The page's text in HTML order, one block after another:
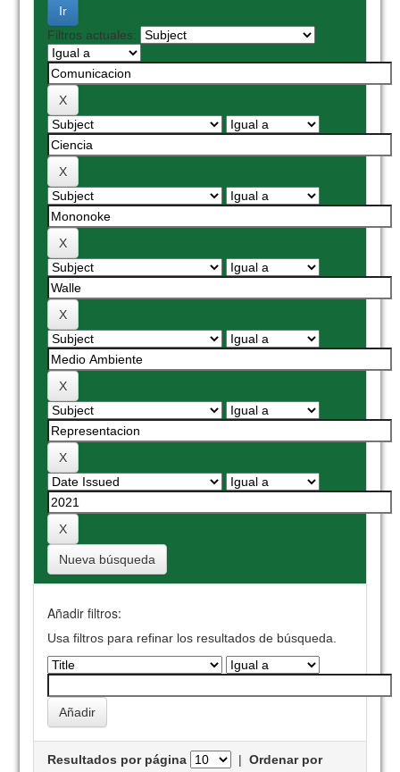
Filtros actuales:
Nueva búsqueda
Añadir filtros:
Usa filtros para refinar los resultados de búsqueda.
Resultados por página |Ordenar por